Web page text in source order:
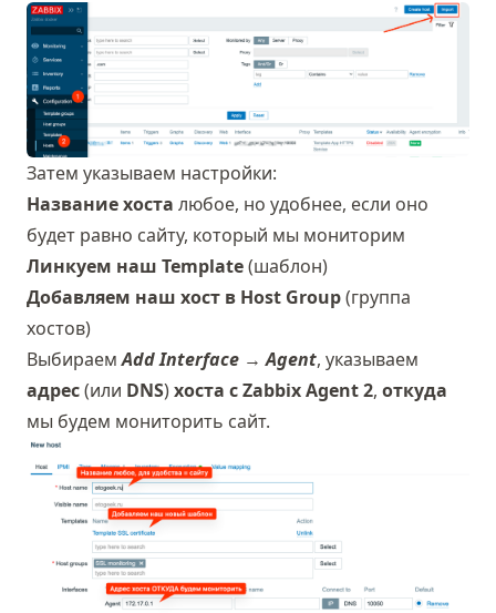
Затем указываем настройки:
Название хоста любое, но удобнее, если оно
будет равно сайту, который мы мониторим
Линкуем наш Template(шаблон)
Добавляем наш хост в Host Group(группа
хостов)
ВыбираемAdd Interface →Agent, указываем
адрес(или DNS)хоста с Zabbix Agent 2, откуда
мы будем мониторить сайт.